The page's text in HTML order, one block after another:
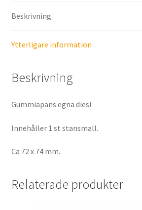
Beskrivning
Ytterligare information
Beskrivning
Gummiapans egna dies!
Innehåller 1 st stansmall.
Ca 72 x 74 mm.
Relaterade produkter